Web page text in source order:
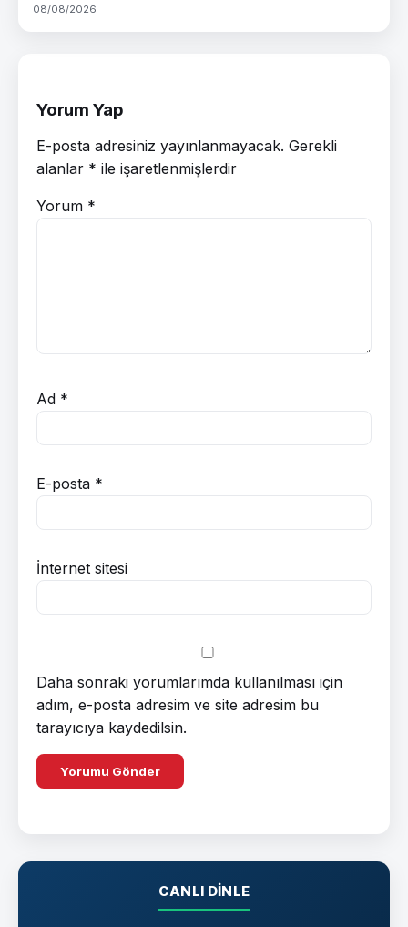
08/08/2026
Yorum Yap
E-posta adresiniz yayınlanmayacak. Gerekli
alanlar * ile işaretlenmişlerdir
Yorum *
Ad *
E-posta *
İnternet sitesi
Daha sonraki yorumlarımda kullanılması için
adım, e-posta adresim ve site adresim bu
tarayıcıya kaydedilsin.
CANLI DINLE